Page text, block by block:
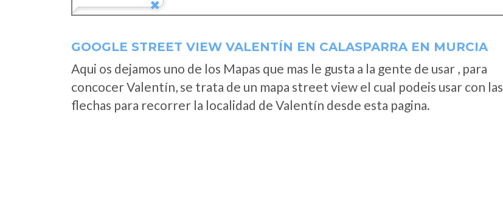
GOOGLE STREET VIEW VALENTÍN EN CALASPARRA EN MURCIA
Aqui os dejamos uno de los Mapas que mas le gusta a la gente de usar , para
concocer Valentín, se trata de un mapa street view el cual podeis usar con las
flechas para recorrer la localidad de Valentín desde esta pagina.